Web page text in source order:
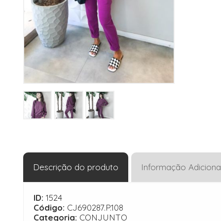
Descrição do produto Informação
ID: 1524
Código: CJ690287.P.108
Categoria: CONJUNTO